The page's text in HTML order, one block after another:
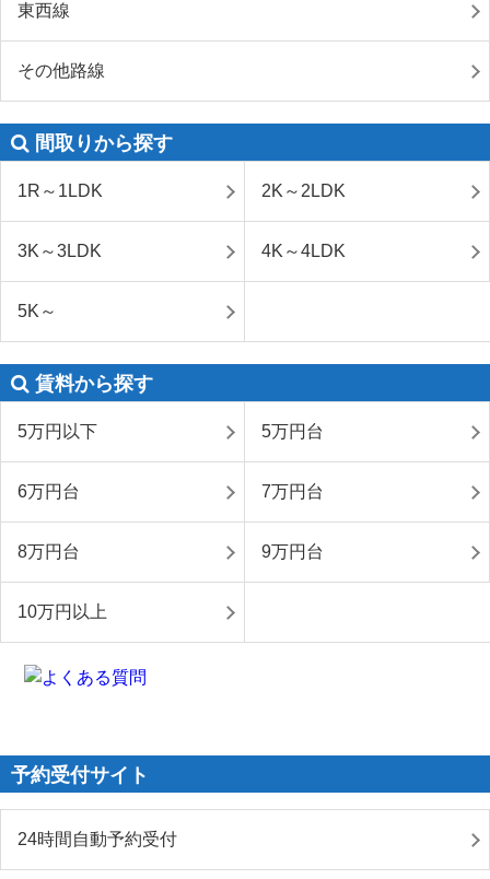
東西線
その他路線
間取りから探す
1R～1LDK 2K～2LDK
3K～3LDK 4K～4LDK
5K～
賃料から探す
5万円以下 5万円台
6万円台 7万円台
8万円台 9万円台
10万円以上
予約受付サイト
24時間自動予約受付